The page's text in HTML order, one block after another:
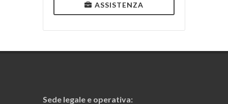
ASSISTENZA
Sede legale e operativa: